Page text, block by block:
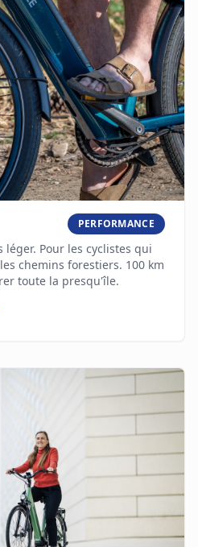
PERFORMANCE
léger. Pour les cyclistes qui
chemins forestiers. 100 km
toute la presqu'île.